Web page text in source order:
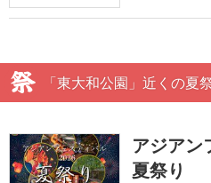
「東大和公園」近くの夏
アジアン
夏祭り